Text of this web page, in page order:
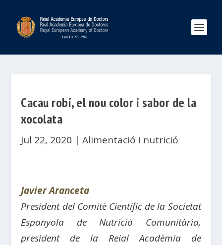
Cacau robí, el nou color i sabor de la
xocolata
Jul 22, 2020 |Alimentació i nutrició
Javier Aranceta
President del Comitè Científic de la Societat
Espanyola de Nutrició Comunitària,
president de la Reial Acadèmia de